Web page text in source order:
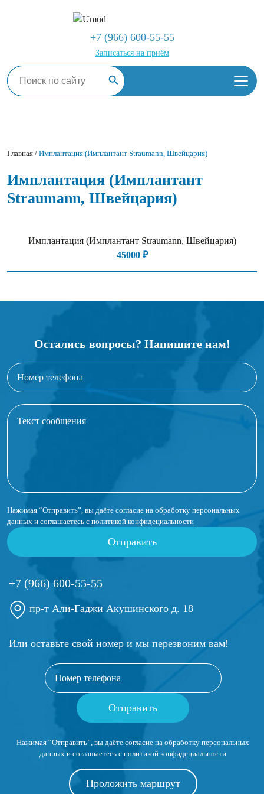
+7 (966) 600-55-55
Записаться на приём
Search
for:
Search Button
Главная / Имплантация (Имплантант Straumann, Швейцария)
Имплантация (Имплантант
Straumann, Швейцария)
Имплантация (Имплантант Straumann, Швейцария)
45000 ₽
Остались вопросы? Напишите нам!
Нажимая “Отправить”, вы даёте согласие на обработку персональных
данных и соглашаетесь с политикой конфидециальности
+7 (966) 600-55-55
пр-т Али-Гаджи Акушинского д. 18
Или оставьте свой номер и мы перезвоним вам!
Нажимая “Отправить”, вы даёте согласие на обработку персональных
данных и соглашаетесь с политикой конфидециальности
Проложить маршрут